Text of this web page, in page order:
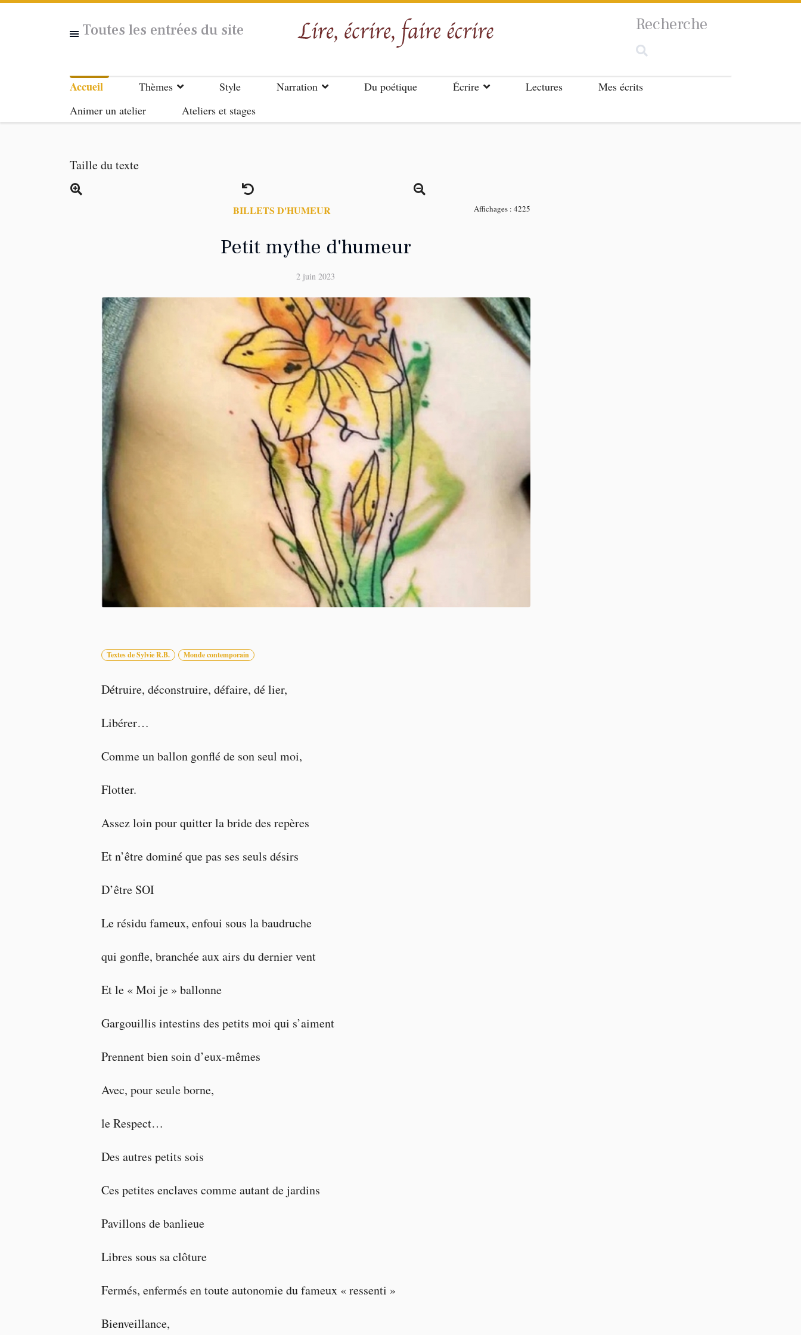
Toutes les entrées du site Recherche
Accueil Thèmes Style Narration Du poétique Écrire Lectures
Mes écrits
Animer un atelier
Ateliers et stages
Taille du texte
BILLETS D'HUMEUR Affichages : 4225
Petit mythe d'humeur
2 juin 2023
Textes de Sylvie R.B. Monde contemporain
Détruire, déconstruire, défaire, dé lier,
Libérer…
Comme un ballon gonflé de son seul moi,
Flotter.
Assez loin pour quitter la bride des repères
Et n’être dominé que pas ses seuls désirs
D’être SOI
Le résidu fameux, enfoui sous la baudruche
qui gonfle, branchée aux airs du dernier vent
Et le « Moi je » ballonne
Gargouillis intestins des petits moi qui s’aiment
Prennent bien soin d’eux-mêmes
Avec, pour seule borne,
le Respect…
Des autres petits sois
Ces petites enclaves comme autant de jardins
Pavillons de banlieue
Libres sous sa clôture
Fermés, enfermés en toute autonomie du fameux « ressenti »
Bienveillance,